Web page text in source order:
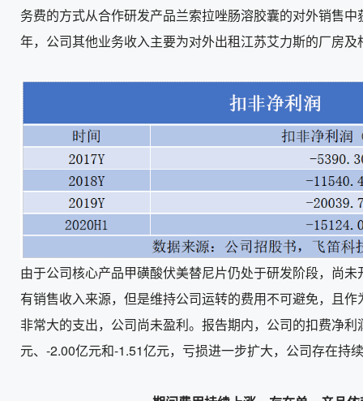
务费的方式从合作研发产品兰索拉唑肠溶胶囊的对外销售
年，公司其他业务收入主要为对外出租江苏艾力斯的厂房
由于公司核心产品甲磺酸伏美替尼片仍处于研发阶段，尚
有销售收入来源，但是维持公司运转的费用不可避免，且
非常大的支出，公司尚未盈利。报告期内，公司的扣费净
元、-2.00亿元和-1.51亿元，亏损进一步扩大，公司存在持